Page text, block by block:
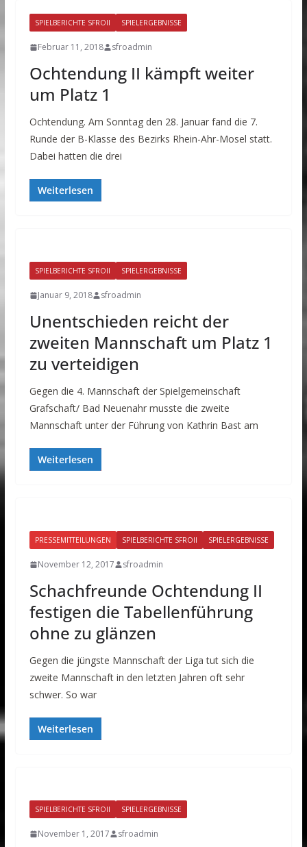
SPIELBERICHTE SFROII SPIELERGEBNISSE
Februar 11, 2018 sfroadmin
Ochtendung II kämpft weiter
um Platz 1
Ochtendung. Am Sonntag den 28. Januar fand die 7.
Runde der B-Klasse des Bezirks Rhein-Ahr-Mosel statt.
Dabei hatten die drei
Weiterlesen
SPIELBERICHTE SFROII SPIELERGEBNISSE
Januar 9, 2018 sfroadmin
Unentschieden reicht der
zweiten Mannschaft um Platz 1
zu verteidigen
Gegen die 4. Mannschaft der Spielgemeinschaft
Grafschaft/ Bad Neuenahr musste die zweite
Mannschaft unter der Führung von Kathrin Bast am
Weiterlesen
PRESSEMITTEILUNGEN SPIELBERICHTE SFROII SPIELERGEBNISSE
November 12, 2017 sfroadmin
Schachfreunde Ochtendung II
festigen die Tabellenführung
ohne zu glänzen
Gegen die jüngste Mannschaft der Liga tut sich die
zweite Mannschaft in den letzten Jahren oft sehr
schwer. So war
Weiterlesen
SPIELBERICHTE SFROII SPIELERGEBNISSE
November 1, 2017 sfroadmin